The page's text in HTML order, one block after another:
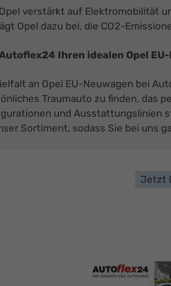
verstärkt auf Elektromobilität
Opel dazu bei, die CO2-
Ihren idealen Opel
an Opel EU-Neuwagen bei
Traumauto zu finden, das
und Ausstattungslinien
Sortiment, sodass Sie bei uns
Jetzt